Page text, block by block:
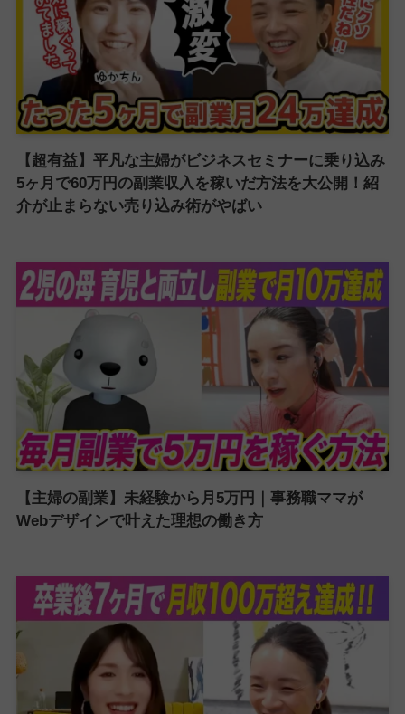
【超有益】平凡な主婦がビジネスセミナーに乗り込み
5ヶ月で60万円の副業収入を稼いだ方法を大公開！紹
介が止まらない売り込み術がやばい
【主婦の副業】未経験から月5万円｜事務職ママが
Webデザインで叶えた理想の働き方